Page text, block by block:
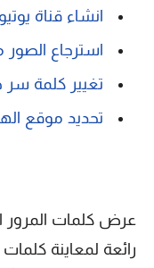
انشاء قناة
استرجاع
تغيير كلمة
تحديد موقع
عرض كلمات المرور
رائعة لمعاينة